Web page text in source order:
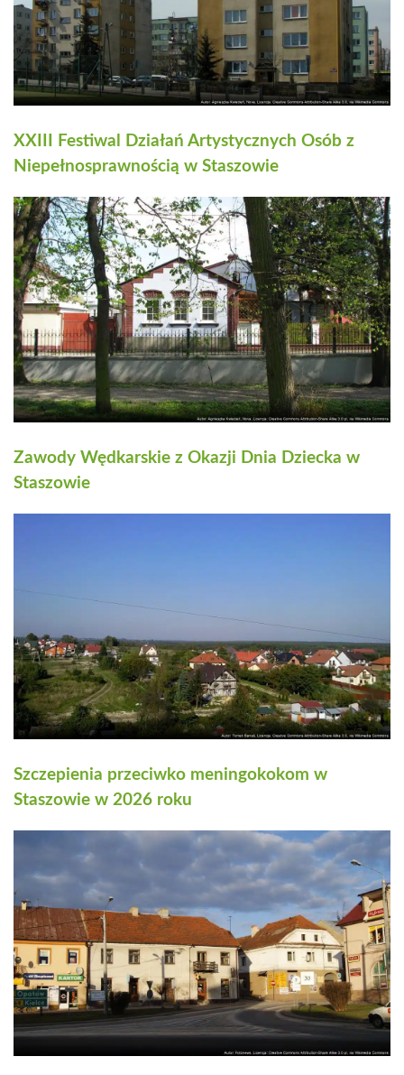
XXIII Festiwal Działań Artystycznych Osób z
Niepełnosprawnością w Staszowie
Zawody Wędkarskie z Okazji Dnia Dziecka w
Staszowie
Szczepienia przeciwko meningokokom w
Staszowie w 2026 roku